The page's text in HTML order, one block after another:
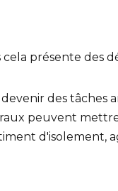
présente des
des tâches
peuvent
d'isolement,